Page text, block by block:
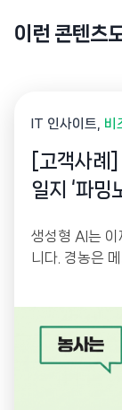
이런 콘텐츠
IT 인사이트 비
[고객사례
일지 ‘파밍
생성형 AI는
니다. 경농은
진 기반
높이고, AI 기
강화했습니다.